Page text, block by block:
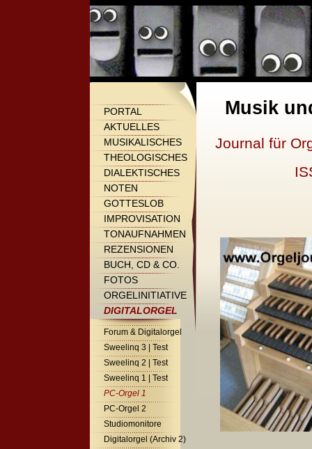
Musik
PORTAL
AKTUELLES
MUSIKALISCHES
THEOLOGISCHES
DIALEKTISCHES
NOTEN
GOTTESLOB
IMPROVISATION
TONAUFNAHMEN
REZENSIONEN
BUCH, CD & CO.
FOTOS
ORGELINITIATIVE
DIGITALORGEL
Forum & Digitalorgel
Sweelinq 3 | Test
Sweelinq 2 | Test
Sweelinq 1 | Test
PC-Orgel 1
PC-Orgel 2
Studiomonitore
Digitalorgel (Archiv 2)
Journal für